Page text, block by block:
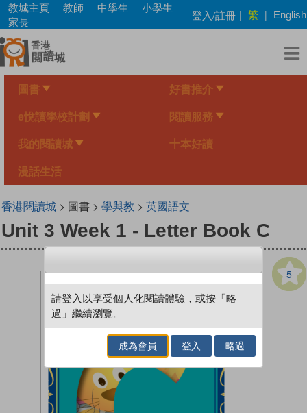
Skip
main
content
教城主頁 教師 中學生
小學生
家長
登入/註冊 | 繁 | English
圖書 好書推介
e悅讀學校計劃 閱讀服務
我的閱讀城 十本好讀
漫話生活
香港閱讀城> 圖書 > 學與教 > 英國語文
Unit 3 Week 1 - Letter Book C
5
請登入以享受個人化閱讀體驗，或按「略
過」繼續瀏覽。
成為會員 登入 略過